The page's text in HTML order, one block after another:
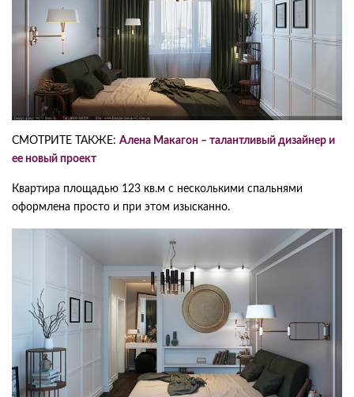
СМОТРИТЕ ТАКЖЕ: Алена Макагон – талантливый дизайнер и
ее новый проект
Квартира площадью 123 кв.м с несколькими спальнями
оформлена просто и при этом изысканно.